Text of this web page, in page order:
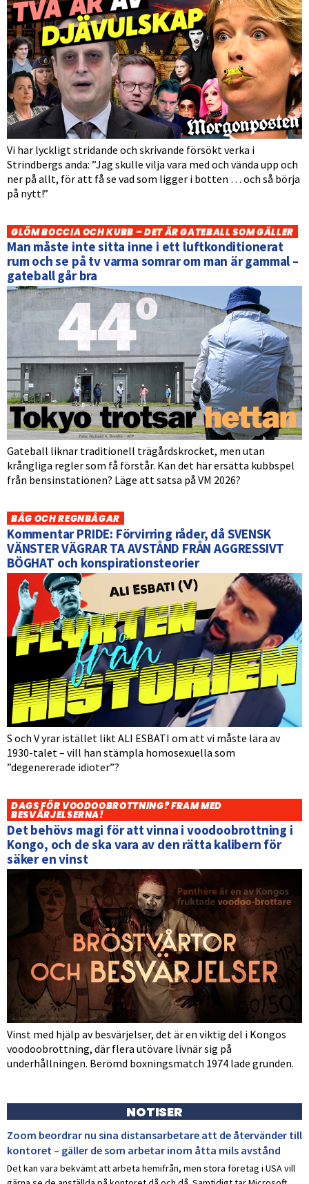
Vi har lyckligt stridande och skrivande försökt verka i
Strindbergs anda: ”Jag skulle vilja vara med och vända upp och
ner på allt, för att få se vad som ligger i botten … och så börja
på nytt!”
GLÖM BOCCIA OCH KUBB – DET ÄR GATEBALL SOM GÄLLER
Man måste inte sitta inne i ett luftkonditionerat
rum och se på tv varma somrar om man är gammal –
gateball går bra
Gateball liknar traditionell trägårdskrocket, men utan
krångliga regler som få förstår. Kan det här ersätta kubbspel
från bensinstationen? Läge att satsa på VM 2026?
BÅG OCH REGNBÅGAR
Kommentar PRIDE: Förvirring råder, då SVENSK
VÄNSTER VÄGRAR TA AVSTÅND FRÅN AGGRESSIVT
BÖGHAT och konspirationsteorier
S och V yrar istället likt ALI ESBATI om att vi måste lära av
1930-talet – vill han stämpla homosexuella som
”degenererade idioter”?
DAGS FÖR VOODOOBROTTNING? FRAM MED
BESVÄRJELSERNA!
Det behövs magi för att vinna i voodoobrottning i
Kongo, och de ska vara av den rätta kalibern för
säker en vinst
Vinst med hjälp av besvärjelser, det är en viktig del i Kongos
voodoobrottning, där flera utövare livnär sig på
underhållningen. Berömd boxningsmatch 1974 lade grunden.
NOTISER
Zoom beordrar nu sina distansarbetare att de återvänder till
kontoret – gäller de som arbetar inom åtta mils avstånd
Det kan vara bekvämt att arbeta hemifrån, men stora företag i USA vill